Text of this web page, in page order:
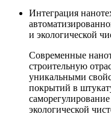
Интеграция
и экологической
Современные
строительную
уникальными
покрытий в
экологической